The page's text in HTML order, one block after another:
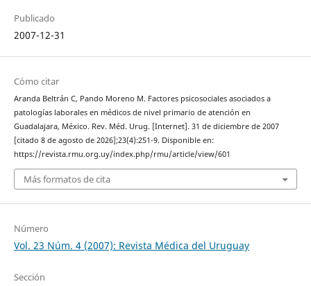
Publicado
2007-12-31
Cómo citar
Aranda Beltrán C, Pando Moreno M. Factores psicosociales asociados a
patologías laborales en médicos de nivel primario de atención en
Guadalajara, México. Rev. Méd. Urug. [Internet]. 31 de diciembre de 2007
[citado 8 de agosto de 2026];23(4):251-9. Disponible en:
https://revista.rmu.org.uy/index.php/rmu/article/view/601
Más formatos de cita
Número
Vol. 23 Núm. 4 (2007): Revista Médica del Uruguay
Sección